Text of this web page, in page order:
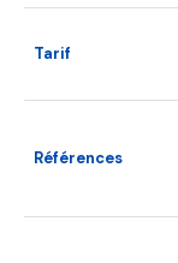
Tarif
Références